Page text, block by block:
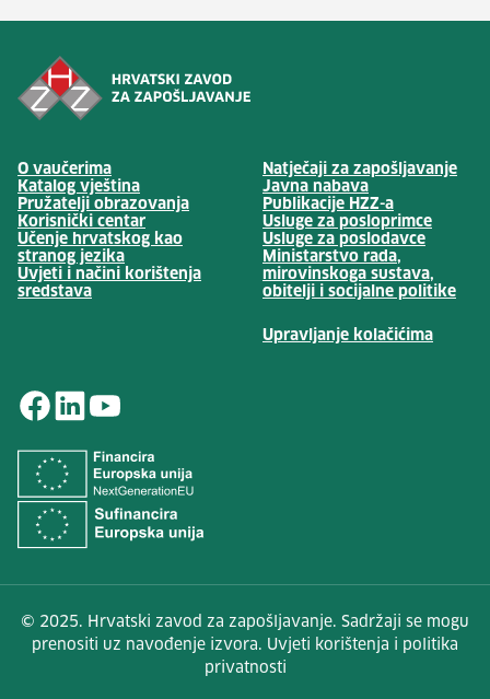
O vaučerima
Katalog vještina
Pružatelji obrazovanja
Korisnički centar
Učenje hrvatskog kao
stranog jezika
Uvjeti i načini korištenja
sredstava
Natječaji za zapošljavanje
Javna nabava(otvara se u
Publikacije HZZ-a(otvara se u
Usluge za posloprimce
Usluge za poslodavce(otvara
Ministarstvo rada,
mirovinskoga sustava,
obitelji i socijalne politike
Upravljanje kolačićima
© 2025. Hrvatski zavod za zapošljavanje. Sadržaji se mogu
prenositi uz navođenje izvora. Uvjeti korištenja i politika
privatnosti